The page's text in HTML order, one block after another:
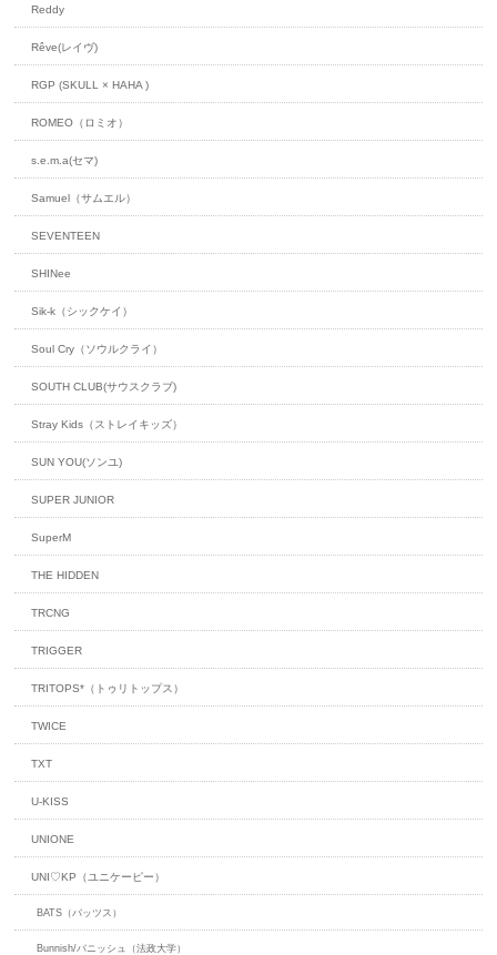
Reddy
Rêve(レイヴ)
RGP (SKULL × HAHA )
ROMEO（ロミオ）
s.e.m.a(セマ)
Samuel（サムエル）
SEVENTEEN
SHINee
Sik-k（シックケイ）
Soul Cry（ソウルクライ）
SOUTH CLUB(サウスクラブ)
Stray Kids（ストレイキッズ）
SUN YOU(ソンユ)
SUPER JUNIOR
SuperM
THE HIDDEN
TRCNG
TRIGGER
TRITOPS*（トゥリトップス）
TWICE
TXT
U-KISS
UNIONE
UNI♡KP（ユニケーピー）
BATS（バッツス）
Bunnish/バニッシュ（法政大学）